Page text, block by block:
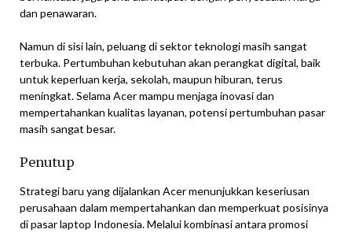
dan penawaran.
Namun di sisi lain, peluang di sektor teknologi masih sangat
terbuka. Pertumbuhan kebutuhan akan perangkat digital, baik
untuk keperluan kerja, sekolah, maupun hiburan, terus
meningkat. Selama Acer mampu menjaga inovasi dan
mempertahankan kualitas layanan, potensi pertumbuhan pasar
masih sangat besar.
Penutup
Strategi baru yang dijalankan Acer menunjukkan keseriusan
perusahaan dalam mempertahankan dan memperkuat posisinya
di pasar laptop Indonesia. Melalui kombinasi antara promosi